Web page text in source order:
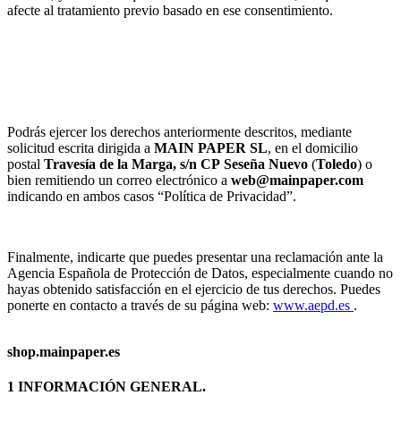
afecte al tratamiento previo basado en ese consentimiento.
Podrás ejercer los derechos anteriormente descritos, mediante
solicitud escrita dirigida a MAIN PAPER SL, en el domicilio
postal Travesía de la Marga, s/n CP Seseña Nuevo (Toledo) o
bien remitiendo un correo electrónico a web@mainpaper.com
indicando en ambos casos “Política de Privacidad”.
Finalmente, indicarte que puedes presentar una reclamación ante la
Agencia Española de Protección de Datos, especialmente cuando no
hayas obtenido satisfacción en el ejercicio de tus derechos. Puedes
ponerte en contacto a través de su página web: www.aepd.es .
shop.mainpaper.es
1 INFORMACIÓN GENERAL.